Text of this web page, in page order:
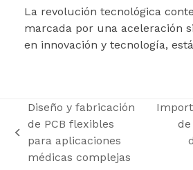
La revolución tecnológica
marcada por una aceleración
en innovación y tecnología,
previous
post:
Diseño y fabricación
de PCB flexibles
para aplicaciones
médicas complejas